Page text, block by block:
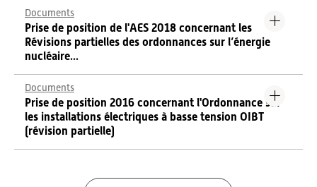
Documents
Prise de position de l'AES 2018 concernant les
Révisions partielles des ordonnances sur l’énergie
nucléaire...
Documents
Prise de position 2016 concernant l'Ordonnance sur
les installations électriques à basse tension OIBT
(révision partielle)